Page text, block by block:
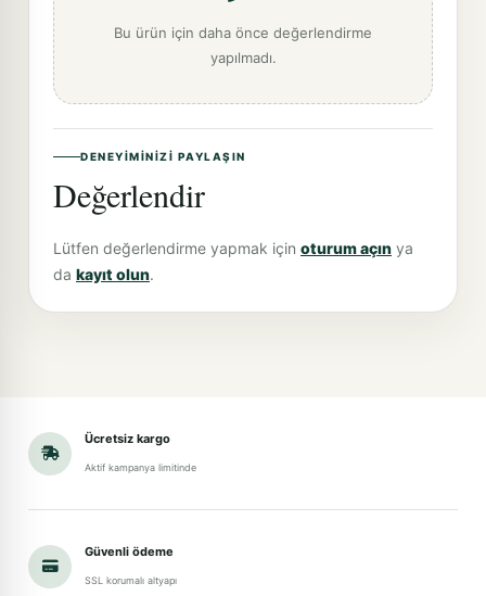
Bu ürün için daha önce değerlendirme
yapılmadı.
DENEYIMINIZI PAYLAŞIN
Değerlendir
Lütfen değerlendirme yapmak için oturum açın ya
da kayıt olun.
Ücretsiz kargo
Aktif kampanya limitinde
Güvenli ödeme
SSL korumalı altyapı